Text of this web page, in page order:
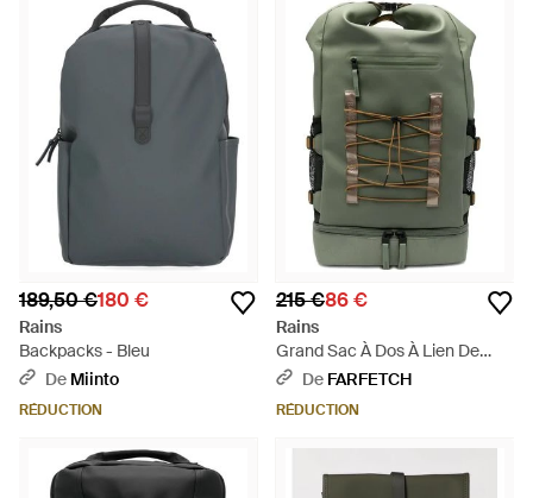
189,50 €180 €
Rains
Backpacks - Bleu
De Miinto
RÉDUCTION
215 €86 €
Rains
Grand Sac À Dos À Lien De
Resserrage - Vert
De FARFETCH
RÉDUCTION